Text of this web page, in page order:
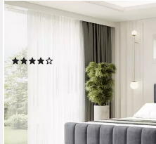
ALTDECOR
Boxbett MIAMI-Z (Multipocket-
Bonellfederung, Topper,
ab 1.119,90 € UVP1.459,00 €
-23%
lieferbar in 2 Wochen
+3